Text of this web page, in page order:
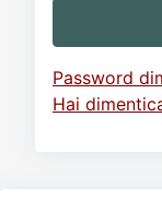
Password
Hai